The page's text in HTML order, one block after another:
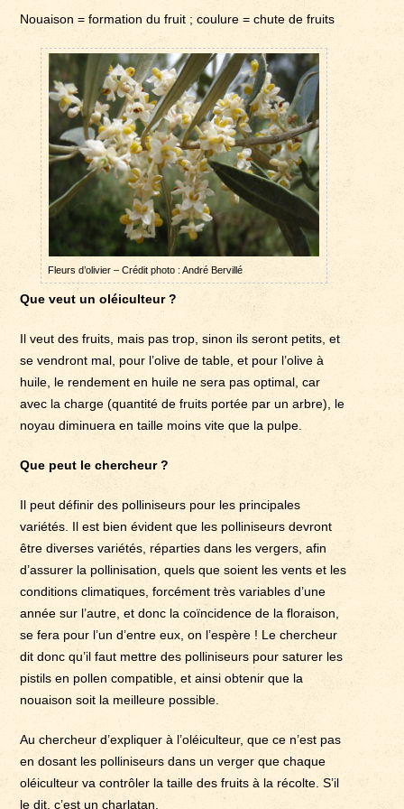
Nouaison = formation du fruit ; coulure = chute de fruits
Fleurs d’olivier – Crédit photo : André Bervillé
Que veut un oléiculteur ?
Il veut des fruits, mais pas trop, sinon ils seront petits, et
se vendront mal, pour l’olive de table, et pour l’olive à
huile, le rendement en huile ne sera pas optimal, car
avec la charge (quantité de fruits portée par un arbre), le
noyau diminuera en taille moins vite que la pulpe.
Que peut le chercheur ?
Il peut définir des polliniseurs pour les principales
variétés. Il est bien évident que les polliniseurs devront
être diverses variétés, réparties dans les vergers, afin
d’assurer la pollinisation, quels que soient les vents et les
conditions climatiques, forcément très variables d’une
année sur l’autre, et donc la coïncidence de la floraison,
se fera pour l’un d’entre eux, on l’espère ! Le chercheur
dit donc qu’il faut mettre des polliniseurs pour saturer les
pistils en pollen compatible, et ainsi obtenir que la
nouaison soit la meilleure possible.
Au chercheur d’expliquer à l’oléiculteur, que ce n’est pas
en dosant les polliniseurs dans un verger que chaque
oléiculteur va contrôler la taille des fruits à la récolte. S’il
le dit, c’est un charlatan.